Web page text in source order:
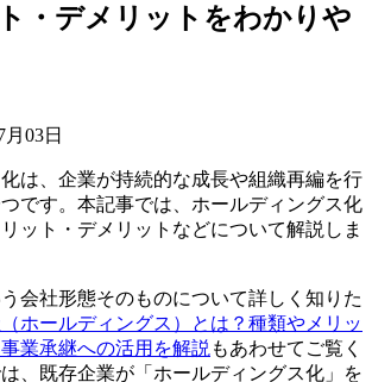
・デメリットをわかりや
月03日
は、企業が持続的な成長や組織再編を行
です。本記事では、ホールディングス化
ット・デメリットなどについて解説しま
う会社形態そのものについて詳しく知りた
ホールディングス）とは？種類やメリッ
業承継への活用を解説 もあわせてご覧く
、既存企業が「ホールディングス化」を